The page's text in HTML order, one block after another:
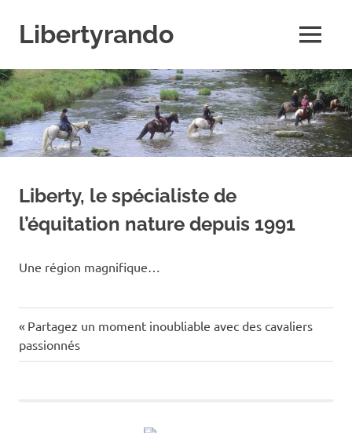
contentLibertyrando
spécialiste
de
la
randonnée
à
cheval
MENU
Liberty, le spécialiste de
l’équitation nature depuis 1991
Une région magnifique…
Navigation
de
Previous
Post:
Partagez un moment inoubliable avec des cavaliers
passionnés